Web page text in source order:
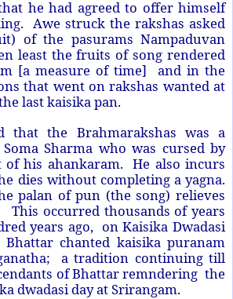
he had agreed to offer himself
Awe struck the rakshas asked
of the pasurams Nampaduvan
least the fruits of song rendered
[a measure of time] and in the
that went on rakshas wanted at
last kaisika pan.
the Brahmarakshas was a
Sharma who was cursed by
of his ahankaram. He also incurs
dies without completing a yagna.
palan of pun (the song) relieves
This occurred thousands of years
years ago, on Kaisika Dwadasi
Bhattar chanted kaisika puranam
a tradition continuing till
of Bhattar remndering the
dwadasi day at Srirangam.